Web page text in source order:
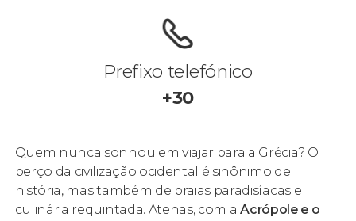
Prefixo telefónico
+30
Quem nunca sonhou em viajar para a Grécia? O
berço da civilização ocidental é sinônimo de
história, mas também de praias paradisíacas e
culinária requintada. Atenas, com aAcrópole e o